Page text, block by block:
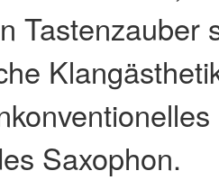
Tastenzauber
Saxophon.